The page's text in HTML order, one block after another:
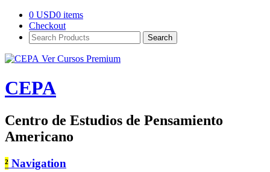
0 USD0 items
Checkout
Search
Products:
Ver Cursos Premium
CEPA
Centro de Estudios de Pensamiento
Americano
² Navigation